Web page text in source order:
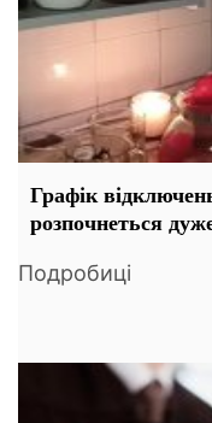
Графік
розпочнеться
Подробиці